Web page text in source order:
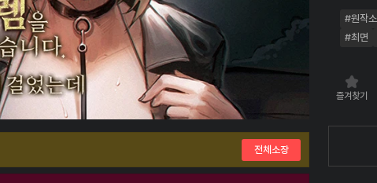
용하지
렸을
#원작
#최면
즐겨찾기
전체소장